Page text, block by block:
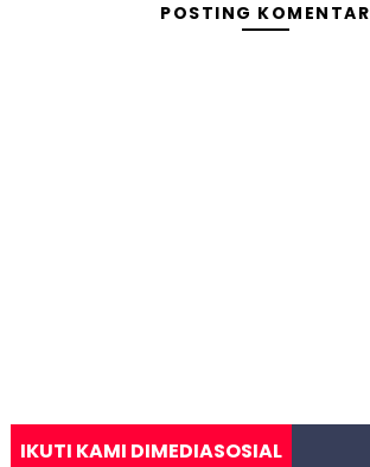
POSTING KOMENTAR
IKUTI KAMI DIMEDIASOSIAL